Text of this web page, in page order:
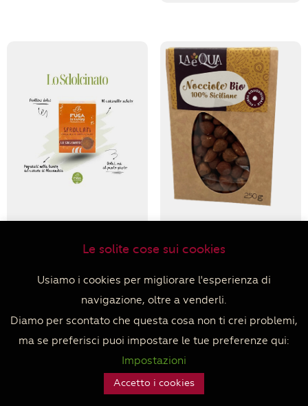
Gemme al caramello
€5,00
Aggiungi al carrello
gr
Aggiungi al carrello
Le solite cose sui cookies
Usiamo i cookies per migliorare l'esperienza di
navigazione, oltre a venderli.
Diamo per scontato che questa cosa non ti crei problemi,
ma se preferisci puoi impostare le tue preferenze qui:
Impostazioni
Accetto i cookies